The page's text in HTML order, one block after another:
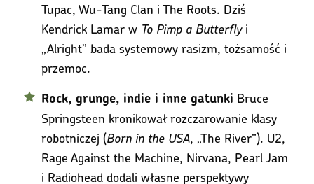
Tupac, Wu-Tang Clan i The Roots. Dziś
Kendrick Lamar w To Pimp a Butterflyi
„Alright” bada systemowy rasizm, tożsamość i
przemoc.
Rock, grunge, indie i inne gatunki Bruce
Springsteen kronikował rozczarowanie klasy
robotniczej (Born in the USA, „The River”). U2,
Rage Against the Machine, Nirvana, Pearl Jam
i Radiohead dodali własne perspektywy